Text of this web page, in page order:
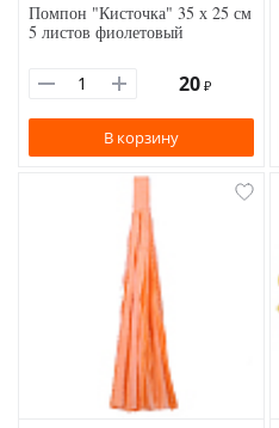
Помпон "Кисточка" 35 х 25 см
5 листов фиолетовый
20 ₽
В корзину